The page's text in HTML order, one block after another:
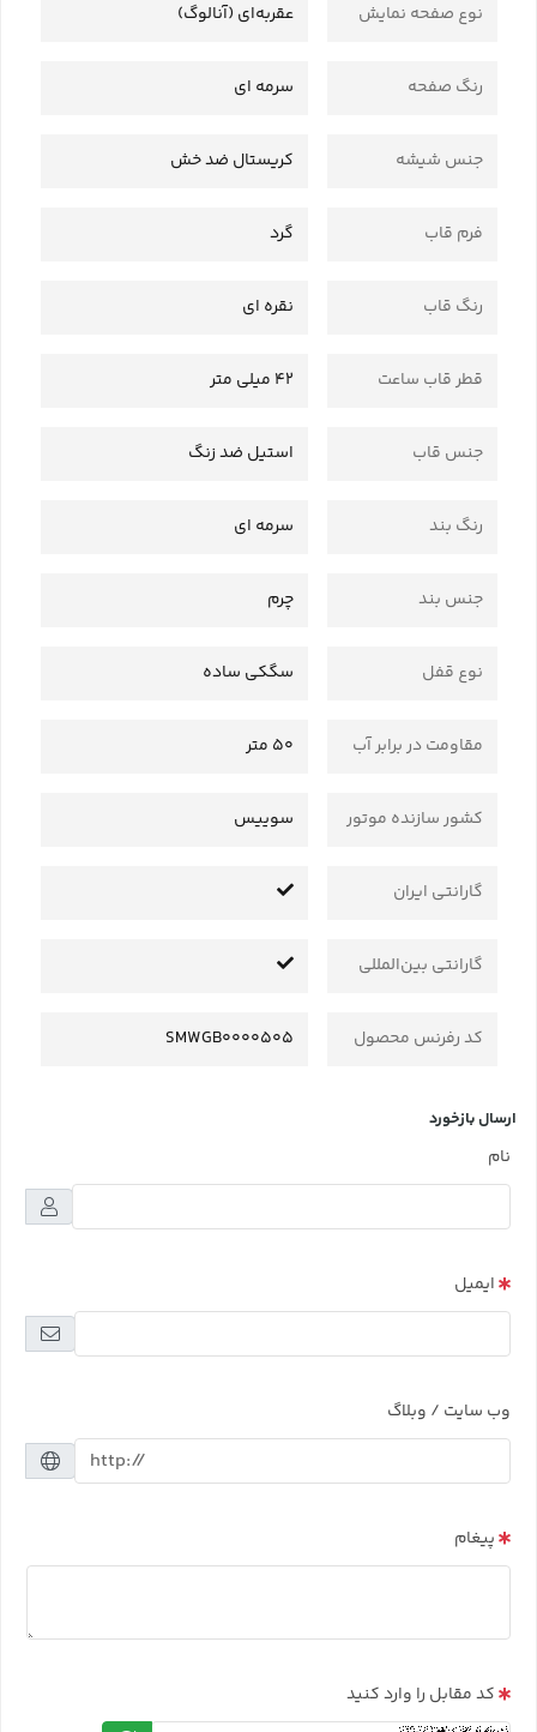
نوع صفحه نمایش عقربه‌ای (آنالوگ)
رنگ صفحه سرمه ای
جنس شیشه کریستال ضد خش
فرم قاب گرد
رنگ قاب نقره ای
قطر قاب ساعت 42 میلی متر
جنس قاب استیل ضد زنگ
رنگ بند سرمه ای
جنس بند چرم
نوع قفل سگکی ساده
مقاومت در برابر آب 50 متر
کشور سازنده موتور سوییس
گارانتی ایران
گارانتی بین‌المللی
کد رفرنس محصول SMWGB0000505
ارسال بازخورد
نام
ایمیل
وب سایت / وبلاگ
پیغام
کد مقابل را وارد کنید